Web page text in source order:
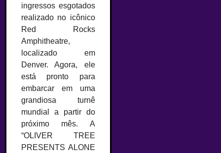
ingressos esgotados
realizado no icônico
Red Rocks
Amphitheatre,
localizado em
Denver. Agora, ele
está pronto para
embarcar em uma
grandiosa turnê
mundial a partir do
próximo mês. A
“OLIVER TREE
PRESENTS ALONE